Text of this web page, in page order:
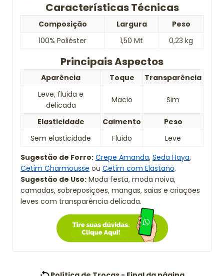
Características Técnicas
Composição Largura
Peso
100% Poliéster
1,50 Mt 0,23 kg
Principais Aspectos
Aparência Toque
Transparência
Leve, fluida e
delicada
Macio Sim
Elasticidade Caimento
Peso
Sem elasticidade
Fluido
Leve
Sugestão de Forro: Crepe Amanda, Seda Haya,
Cetim Charmousse ou Cetim com Elastano.
Sugestão de Uso: Moda festa, moda noiva,
camadas, sobreposições, mangas, saias e criações
leves com transparência delicada.